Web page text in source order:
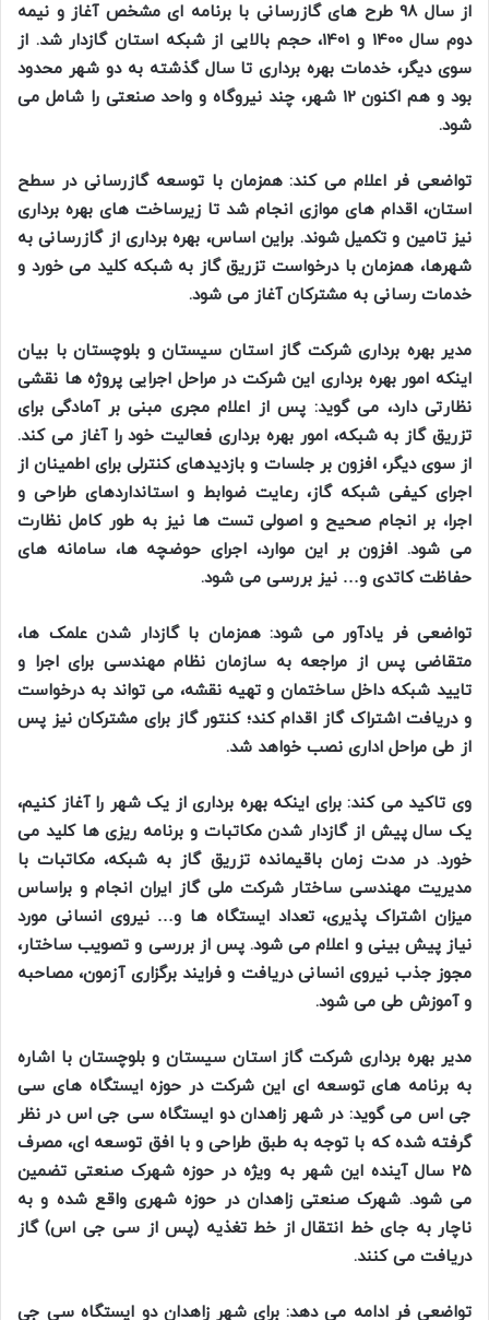
از سال 98 طرح های گازرسانی با برنامه ای مشخص آغاز و نیمه
دوم سال 1400 و 1401، حجم بالایی از شبکه استان گازدار شد. از
سوی دیگر، خدمات بهره برداری تا سال گذشته به دو شهر محدود
بود و هم اکنون 12 شهر، چند نیروگاه و واحد صنعتی را شامل می
شود.
تواضعی فر اعلام می کند: همزمان با توسعه گازرسانی در سطح
استان، اقدام های موازی انجام شد تا زیرساخت های بهره برداری
نیز تامین و تکمیل شوند. براین اساس، بهره برداری از گازرسانی به
شهرها، همزمان با درخواست تزریق گاز به شبکه کلید می خورد و
خدمات رسانی به مشترکان آغاز می شود.
مدیر بهره برداری شرکت گاز استان سیستان و بلوچستان با بیان
اینکه امور بهره برداری این شرکت در مراحل اجرایی پروژه ها نقشی
نظارتی دارد، می گوید: پس از اعلام مجری مبنی بر آمادگی برای
تزریق گاز به شبکه، امور بهره برداری فعالیت خود را آغاز می کند.
از سوی دیگر، افزون بر جلسات و بازدیدهای کنترلی برای اطمینان از
اجرای کیفی شبکه گاز، رعایت ضوابط و استانداردهای طراحی و
اجرا، بر انجام صحیح و اصولی تست ها نیز به طور کامل نظارت
می شود. افزون بر این موارد، اجرای حوضچه ها، سامانه های
حفاظت کاتدی و… نیز بررسی می شود.
تواضعی فر یادآور می شود: همزمان با گازدار شدن علمک ها،
متقاضی پس از مراجعه به سازمان نظام مهندسی برای اجرا و
تایید شبکه داخل ساختمان و تهیه نقشه، می تواند به درخواست
و دریافت اشتراک گاز اقدام کند؛ کنتور گاز برای مشترکان نیز پس
از طی مراحل اداری نصب خواهد شد.
وی تاکید می کند: برای اینکه بهره برداری از یک شهر را آغاز کنیم،
یک سال پیش از گازدار شدن مکاتبات و برنامه ریزی ها کلید می
خورد. در مدت زمان باقیمانده تزریق گاز به شبکه، مکاتبات با
مدیریت مهندسی ساختار شرکت ملی گاز ایران انجام و براساس
میزان اشتراک پذیری، تعداد ایستگاه ها و… نیروی انسانی مورد
نیاز پیش بینی و اعلام می شود. پس از بررسی و تصویب ساختار،
مجوز جذب نیروی انسانی دریافت و فرایند برگزاری آزمون، مصاحبه
و آموزش طی می شود.
مدیر بهره برداری شرکت گاز استان سیستان و بلوچستان با اشاره
به برنامه های توسعه ای این شرکت در حوزه ایستگاه های سی
جی اس می گوید: در شهر زاهدان دو ایستگاه سی جی اس در نظر
گرفته شده که با توجه به طبق طراحی و با افق توسعه ای، مصرف
25 سال آینده این شهر به ویژه در حوزه شهرک صنعتی تضمین
می شود. شهرک صنعتی زاهدان در حوزه شهری واقع شده و به
ناچار به جای خط انتقال از خط تغذیه (پس از سی جی اس) گاز
دریافت می کنند.
تواضعی فر ادامه می دهد: برای شهر زاهدان دو ایستگاه سی جی